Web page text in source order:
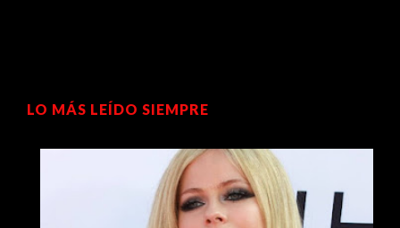
LO MÁS LEÍDO SIEMPRE